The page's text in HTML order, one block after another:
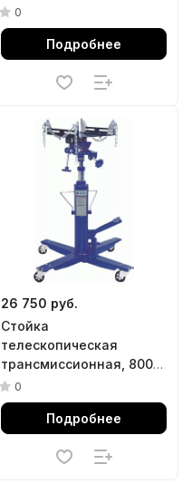
подъема 1250-2025 мм,
HigH Position Matrix
0
Подробнее
26 750 руб.
Стойка
телескопическая
трансмиссионная, 800
кг, двухступенчатая
МАСТАК 712-00800
0
Подробнее